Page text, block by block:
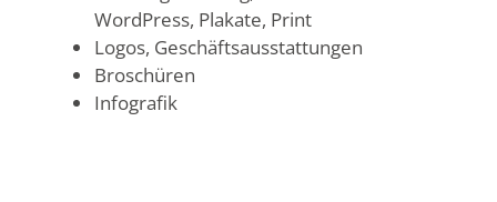
WordPress, Plakate, Print
Logos, Geschäftsausstattungen
Broschüren
Infografik